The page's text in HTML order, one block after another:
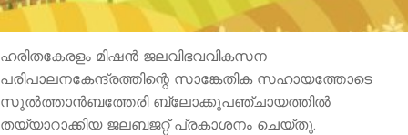
ഹരിതകേരളം മിഷന്‍ ജലവിഭവവികസന
പരിപാലനകേന്ദ്രത്തിന്റെ സാങ്കേതിക സഹായത്തോടെ
സുല്‍ത്താന്‍ബത്തേരി ബ്ലോക്കുപഞ്ചായത്തില്‍
തയ്യാറാക്കിയ ജലബജറ്റ് പ്രകാശനം ചെയ്തു.